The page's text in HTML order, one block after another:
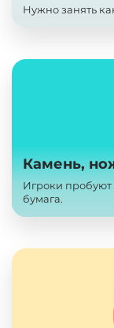
Нужно занять
Камень,
Игроки пробуют
бумага.